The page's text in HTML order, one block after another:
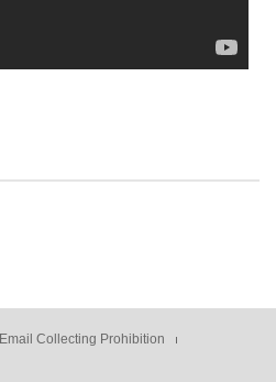
Email Collecting Prohibition